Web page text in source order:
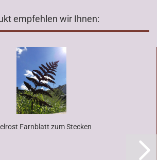
empfehlen wir Ihnen:
Farnblatt zum Stecken